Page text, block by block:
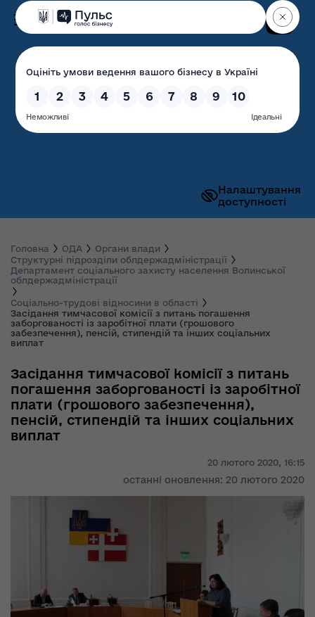
Налаштування
доступності
Волинська обласна
державна адміністрація
Головна ОДА
Органи влади
Структурні підрозділи облдержадміністрації
Департамент соціального захисту населення Волинської
облдержадміністрації
Соціально-трудові відносини в області
Засідання тимчасової комісії з питань погашення
заборгованості із заробітної плати (грошового
забезпечення), пенсій, стипендій та інших соціальних
виплат
20 лютого 2020, 16:15
останні оновлення: 20 лютого 2020
Засідання тимчасової комісії з питань
погашення заборгованості із заробітної
плати (грошового забезпечення),
пенсій, стипендій та інших соціальних
виплат